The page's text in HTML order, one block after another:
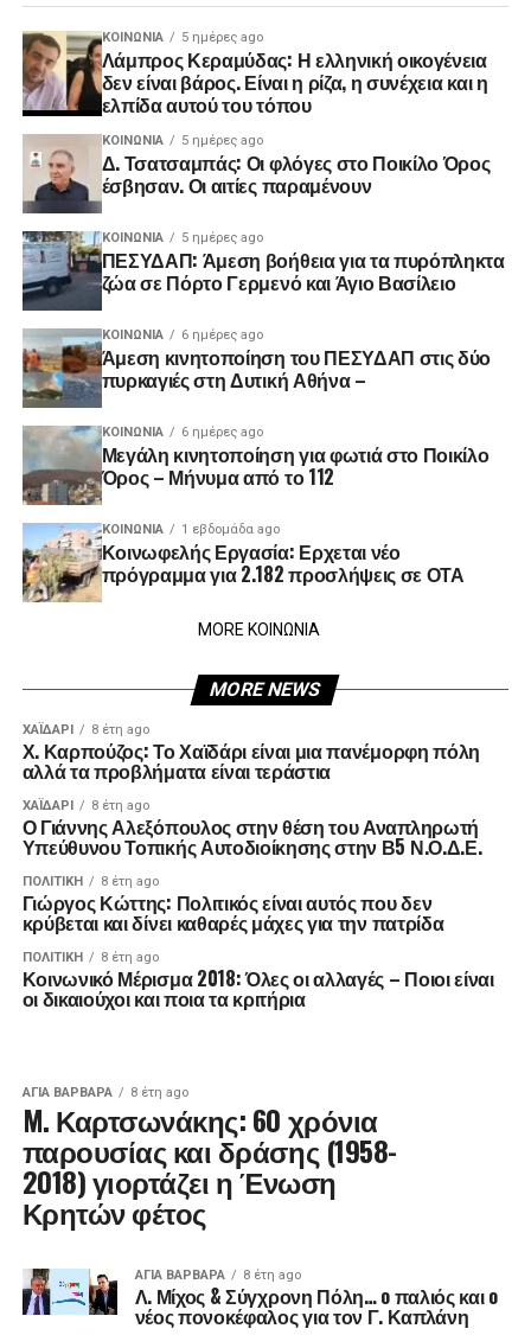
ΚΟΙΝΩΝΊΑ 5 ημέρες ago
Λάμπρος Κεραμύδας: Η ελληνική οικογένεια
δεν είναι βάρος. Είναι η ρίζα, η συνέχεια και η
ελπίδα αυτού του τόπου
ΚΟΙΝΩΝΊΑ 5 ημέρες ago
Δ. Τσατσαμπάς: Οι φλόγες στο Ποικίλο Όρος
έσβησαν. Οι αιτίες παραμένουν
ΚΟΙΝΩΝΊΑ 5 ημέρες ago
ΠΕΣΥΔΑΠ: Άμεση βοήθεια για τα πυρόπληκτα
ζώα σε Πόρτο Γερμενό και Άγιο Βασίλειο
ΚΟΙΝΩΝΊΑ 6 ημέρες ago
Άμεση κινητοποίηση του ΠΕΣΥΔΑΠ στις δύο
πυρκαγιές στη Δυτική Αθήνα –
ΚΟΙΝΩΝΊΑ 6 ημέρες ago
Μεγάλη κινητοποίηση για φωτιά στο Ποικίλο
Όρος – Μήνυμα από το 112
ΚΟΙΝΩΝΊΑ 1 εβδομάδα ago
Κοινωφελής Εργασία: Ερχεται νέο
πρόγραμμα για 2.182 προσλήψεις σε ΟΤΑ
MORE ΚΟΙΝΩΝΙΑ
MORE NEWS
ΧΑΪΔΑΡΙ 8 έτη ago
Χ. Καρπούζος: Το Χαϊδάρι είναι μια πανέμορφη πόλη
αλλά τα προβλήματα είναι τεράστια
ΧΑΪΔΑΡΙ 8 έτη ago
Ο Γιάννης Αλεξόπουλος στην θέση του Αναπληρωτή
Υπεύθυνου Τοπικής Αυτοδιοίκησης στην Β5 Ν.Ο.Δ.Ε.
ΠΟΛΙΤΙΚΉ 8 έτη ago
Γιώργος Κώττης: Πολιτικός είναι αυτός που δεν
κρύβεται και δίνει καθαρές μάχες για την πατρίδα
ΠΟΛΙΤΙΚΉ 8 έτη ago
Κοινωνικό Μέρισμα 2018: Όλες οι αλλαγές – Ποιοι είναι
οι δικαιούχοι και ποια τα κριτήρια
ΑΓΙΑ ΒΑΡΒΑΡΑ 8 έτη ago
M. Καρτσωνάκης: 60 χρόνια
παρουσίας και δράσης (1958-
2018) γιορτάζει η Ένωση
Κρητών φέτος
ΑΓΙΑ ΒΑΡΒΑΡΑ 8 έτη ago
Λ. Μίχος & Σύγχρονη Πόλη… o παλιός και o
νέος πονοκέφαλος για τον Γ. Καπλάνη